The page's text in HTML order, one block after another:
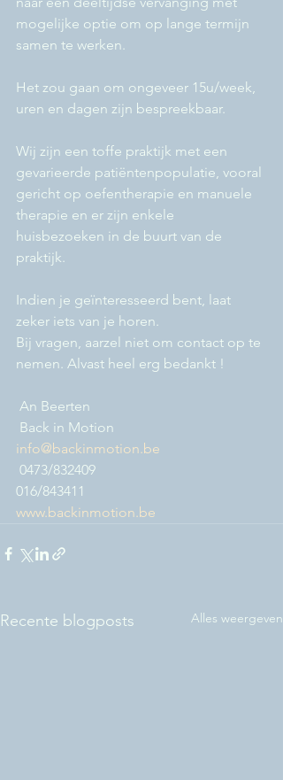
mogelijke optie om op lange termijn
samen te werken.
Het zou gaan om ongeveer 15u/week,
uren en dagen zijn bespreekbaar.
Wij zijn een toffe praktijk met een
gevarieerde patiëntenpopulatie, vooral
gericht op oefentherapie en manuele
therapie en er zijn enkele
huisbezoeken in de buurt van de
praktijk.
Indien je geïnteresseerd bent, laat
zeker iets van je horen.
Bij vragen, aarzel niet om contact op te
nemen. Alvast heel erg bedankt !
An Beerten
Back in Motion
info@backinmotion.be
0473/832409
016/843411
www.backinmotion.be
Recente blogposts Alles weergeven